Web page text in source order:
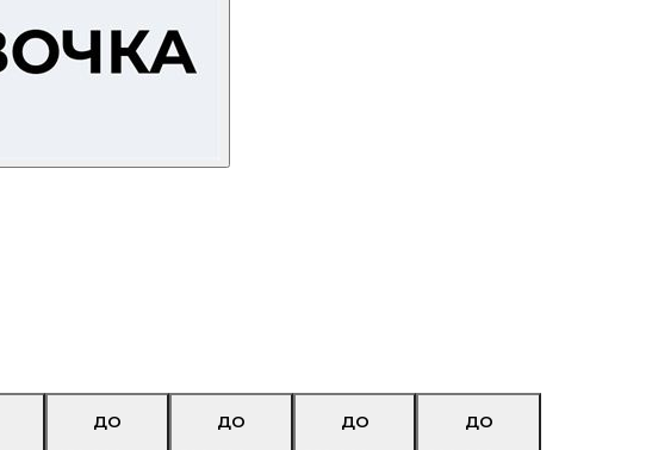
ДО
ДО
ДО
ДО